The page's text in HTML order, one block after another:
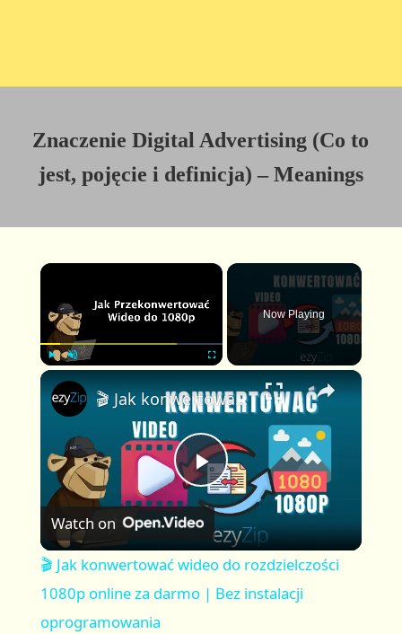
Znaczenie Digital Advertising (Co to
jest, pojęcie i definicja) – Meanings
×
l n
m
u
u
l
c
r
n
Now Playing
×
P
a
🎬 Jak konwertować wideo do rozdzielczości 1080p online za darmo | Bez instalacji oprogramowania
Watch on
🎬 Jak konwertować wideo do rozdzielczości
1080p online za darmo | Bez instalacji
oprogramowania